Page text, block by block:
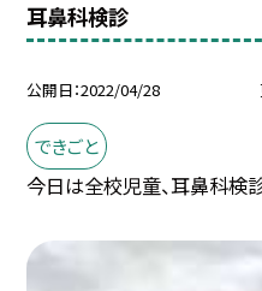
耳鼻科検診
公開日 2022/04/28
できごと
今日は全校児童、耳鼻科検